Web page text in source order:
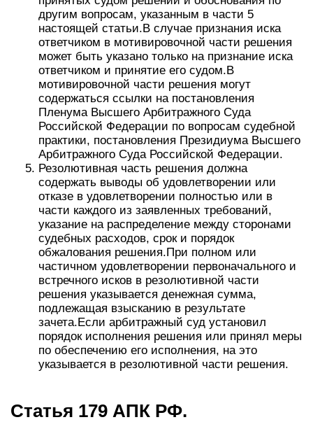
другим вопросам, указанным в части 5
настоящей статьи.В случае признания иска
ответчиком в мотивировочной части решения
может быть указано только на признание иска
ответчиком и принятие его судом.В
мотивировочной части решения могут
содержаться ссылки на постановления
Пленума Высшего Арбитражного Суда
Российской Федерации по вопросам судебной
практики, постановления Президиума Высшего
Арбитражного Суда Российской Федерации.
Резолютивная часть решения должна
содержать выводы об удовлетворении или
отказе в удовлетворении полностью или в
части каждого из заявленных требований,
указание на распределение между сторонами
судебных расходов, срок и порядок
обжалования решения.При полном или
частичном удовлетворении первоначального и
встречного исков в резолютивной части
решения указывается денежная сумма,
подлежащая взысканию в результате
зачета.Если арбитражный суд установил
порядок исполнения решения или принял меры
по обеспечению его исполнения, на это
указывается в резолютивной части решения.
Статья 179 АПК РФ.